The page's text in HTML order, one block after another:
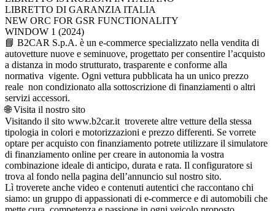
LIBRETTO DI GARANZIA ITALIA
NEW ORC FOR GSR FUNCTIONALITY
WINDOW 1 (2024)
📘 B2CAR S.p.A. è un e-commerce specializzato nella vendita di
autovetture nuove e seminuove, progettato per consentire l’acquisto
a distanza in modo strutturato, trasparente e conforme alla
normativa vigente. Ogni vettura pubblicata ha un unico prezzo
reale non condizionato alla sottoscrizione di finanziamenti o altri
servizi accessori.
🌐 Visita il nostro sito
Visitando il sito www.b2car.it troverete altre vetture della stessa
tipologia in colori e motorizzazioni e prezzo differenti. Se vorrete
optare per acquisto con finanziamento potrete utilizzare il simulatore
di finanziamento online per creare in autonomia la vostra
combinazione ideale di anticipo, durata e rata. Il configuratore si
trova al fondo nella pagina dell’annuncio sul nostro sito.
Lì troverete anche video e contenuti autentici che raccontano chi
siamo: un gruppo di appassionati di e-commerce e di automobili che